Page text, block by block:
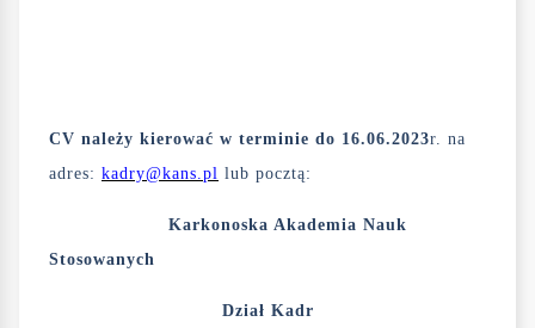
CV należy kierować w terminie do 16.06.2023r. na
adres: kadry@kans.pl lub pocztą:
Karkonoska Akademia Nauk
Stosowanych
Dział Kadr